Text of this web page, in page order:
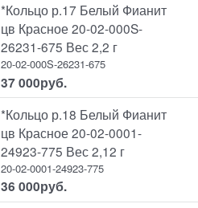
*Кольцо р.17 Белый Фианит
цв Красное 20-02-000S-
26231-675 Вес 2,2 г
20-02-000S-26231-675
37 000руб.
*Кольцо р.18 Белый Фианит
цв Красное 20-02-0001-
24923-775 Вес 2,12 г
20-02-0001-24923-775
36 000руб.